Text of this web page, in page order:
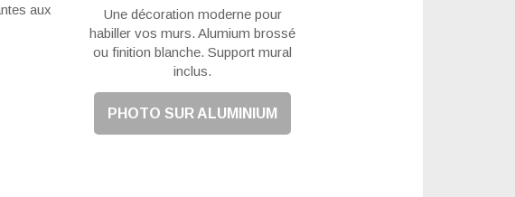
aux
Une décoration moderne pour
habiller vos murs. Alumium brossé
ou finition blanche. Support mural
inclus.
PHOTO SUR ALUMINIUM